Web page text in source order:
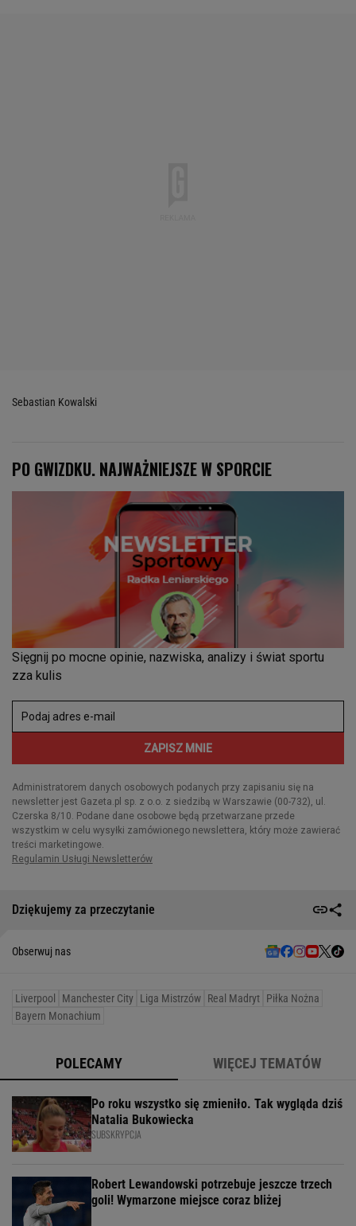
Sebastian Kowalski
Dziękujemy za przeczytanie
Obserwuj nas
Liverpool Manchester City Liga Mistrzów Real Madryt Piłka Nożna
Bayern Monachium
POLECAMY WIĘCEJ TEMATÓW
Po roku wszystko się zmieniło. Tak wygląda dziś
Natalia Bukowiecka
SUBSKRYPCJA
Robert Lewandowski potrzebuje jeszcze trzech
goli! Wymarzone miejsce coraz bliżej